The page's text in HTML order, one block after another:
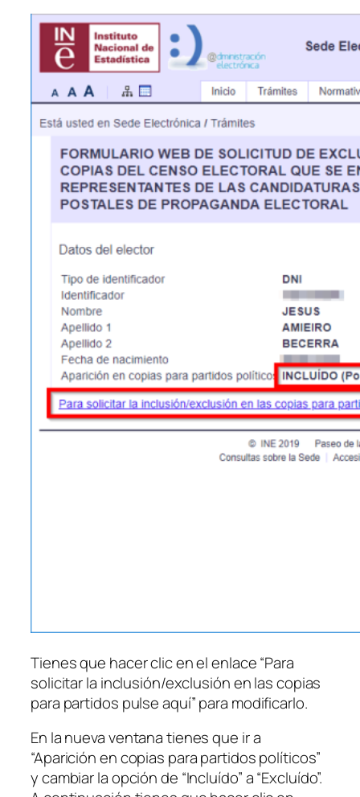
Tienes que hacer clic en el enlace “Para
solicitar la inclusión/exclusión en las copias
para partidos pulse aquí” para modificarlo.
En la nueva ventana tienes que ir a
“Aparición en copias para partidos políticos”
y cambiar la opción de “Incluído” a “Excluído”.